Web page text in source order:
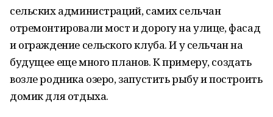
сельских администраций, самих сельчан
отремонтировали мост и дорогу на улице, фасад
и ограждение сельского клуба. И у сельчан на
будущее еще много планов. К примеру, создать
возле родника озеро, запустить рыбу и построить
домик для отдыха.